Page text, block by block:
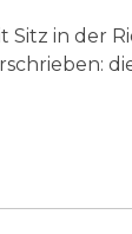
in der